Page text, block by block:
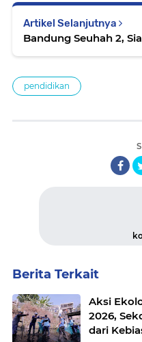
Artikel Selanjutnya
Bandung Seuhah 2,
pendidikan
Berita Terkait
Aksi
2026,
dari